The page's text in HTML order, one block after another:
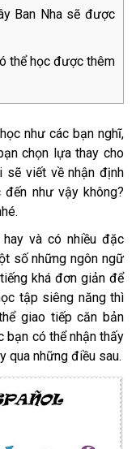
Ban Nha sẽ được
thể học được thêm
như các bạn nghĩ,
chọn lựa thay cho
sẽ viết về nhận định
như vậy không?
và có nhiều đặc
số những ngôn ngữ
khá đơn giản để
tập siêng năng thì
giao tiếp căn bản
bạn có thể nhận thấy
qua những điều sau.